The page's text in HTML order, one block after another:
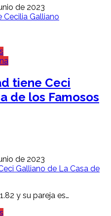
de 2023
tiene Ceci
de los Famosos
de 2023
y su pareja es…